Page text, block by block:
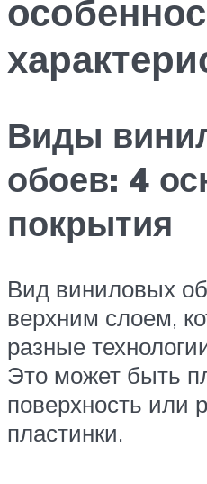
Виды
обоев: 4
покрытия
Вид виниловых
верхним слоем,
разные
Это может быть
поверхность или
пластинки.